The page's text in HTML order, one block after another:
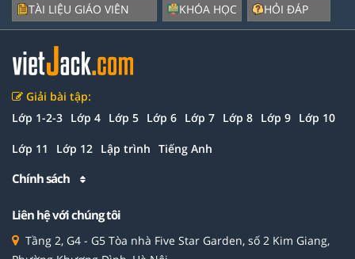
TÀI LIỆU GIÁO VIÊN
KHÓA HỌC
HỎI ĐÁP
Giải bài tập:
Lớp 1-2-3 Lớp 4 Lớp 5 Lớp 6 Lớp 7 Lớp 8 Lớp 9 Lớp 10
Lớp 11 Lớp 12 Lập trình Tiếng Anh
Chính sách
Liên hệ với chúng tôi
Tầng 2, G4 - G5 Tòa nhà Five Star Garden, số 2 Kim Giang,